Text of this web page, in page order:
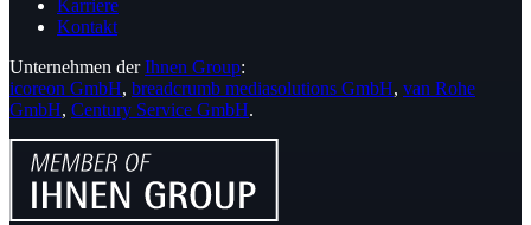
Karriere
Kontakt
Unternehmen derIhnen Group:
icoreon GmbH, breadcrumb mediasolutions GmbH, van Rohe
GmbH, Century Service GmbH.